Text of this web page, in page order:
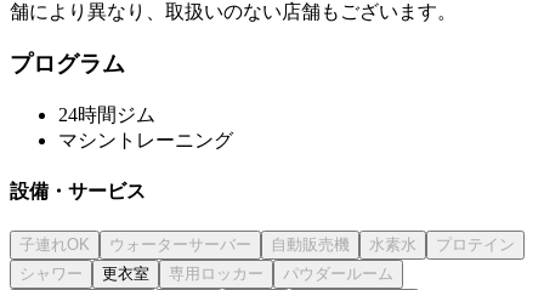
舗により異なり、取扱いのない店舗もございます。
プログラム
24時間ジム
マシントレーニング
設備・サービス
更衣室